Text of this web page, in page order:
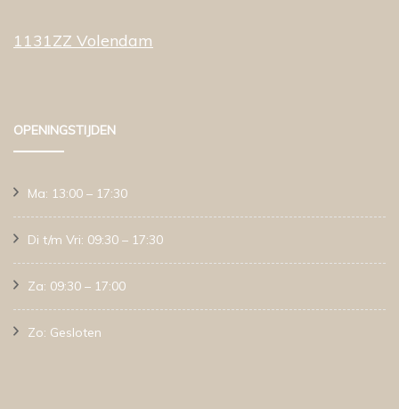
1131ZZ Volendam
OPENINGSTIJDEN
Ma: 13:00 – 17:30
Di t/m Vri: 09:30 – 17:30
Za: 09:30 – 17:00
Zo: Gesloten